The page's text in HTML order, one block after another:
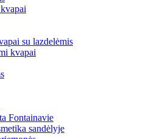
su lazdelėmis
kvapai
Fontainavie
sandėlyje